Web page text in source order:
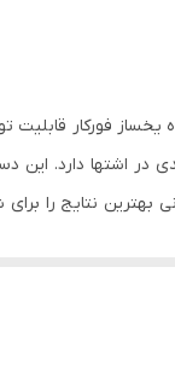
کلیدی در اشتها دارد.
نتایج را برای